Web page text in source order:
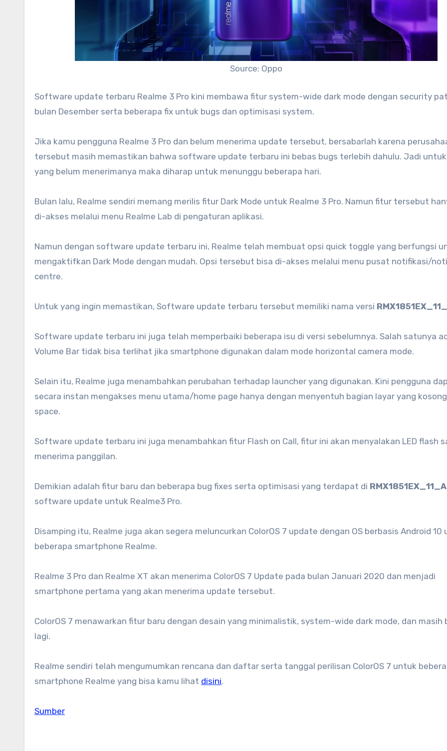
Source: Oppo
Software update terbaru Realme 3 Pro kini membawa fitur system-wide dark mode dengan security
bulan Desember serta beberapa fix untuk bugs dan optimisasi system.
Jika kamu pengguna Realme 3 Pro dan belum menerima update tersebut, bersabarlah karena
tersebut masih memastikan bahwa software update terbaru ini bebas bugs terlebih dahulu. Jadi
yang belum menerimanya maka diharap untuk menunggu beberapa hari.
Bulan lalu, Realme sendiri memang merilis fitur Dark Mode untuk Realme 3 Pro. Namun fitur tersebut
di-akses melalui menu Realme Lab di pengaturan aplikasi.
Namun dengan software update terbaru ini, Realme telah membuat opsi quick toggle yang berfungsi
mengaktifkan Dark Mode dengan mudah. Opsi tersebut bisa di-akses melalui menu pusat notifikasi/
centre.
Untuk yang ingin memastikan, Software update terbaru tersebut memiliki nama versi
Software update terbaru ini juga telah memperbaiki beberapa isu di versi sebelumnya. Salah satunya
Volume Bar tidak bisa terlihat jika smartphone digunakan dalam mode horizontal camera mode.
Selain itu, Realme juga menambahkan perubahan terhadap launcher yang digunakan. Kini pengguna
secara instan mengakses menu utama/home page hanya dengan menyentuh bagian layar yang
space.
Software update terbaru ini juga menambahkan fitur Flash on Call, fitur ini akan menyalakan LED flash
menerima panggilan.
Demikian adalah fitur baru dan beberapa bug fixes serta optimisasi yang terdapat di
software update untuk Realme3 Pro.
Disamping itu, Realme juga akan segera meluncurkan ColorOS 7 update dengan OS berbasis Android 10
beberapa smartphone Realme.
Realme 3 Pro dan Realme XT akan menerima ColorOS 7 Update pada bulan Januari 2020 dan menjadi
smartphone pertama yang akan menerima update tersebut.
ColorOS 7 menawarkan fitur baru dengan desain yang minimalistik, system-wide dark mode, dan masih
lagi.
Realme sendiri telah mengumumkan rencana dan daftar serta tanggal perilisan ColorOS 7 untuk
smartphone Realme yang bisa kamu lihat disini.
Sumber